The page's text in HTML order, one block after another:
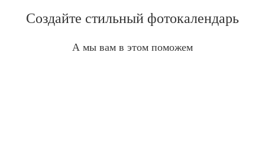
Создайте стильный фотокалендарь
А мы вам в этом поможем